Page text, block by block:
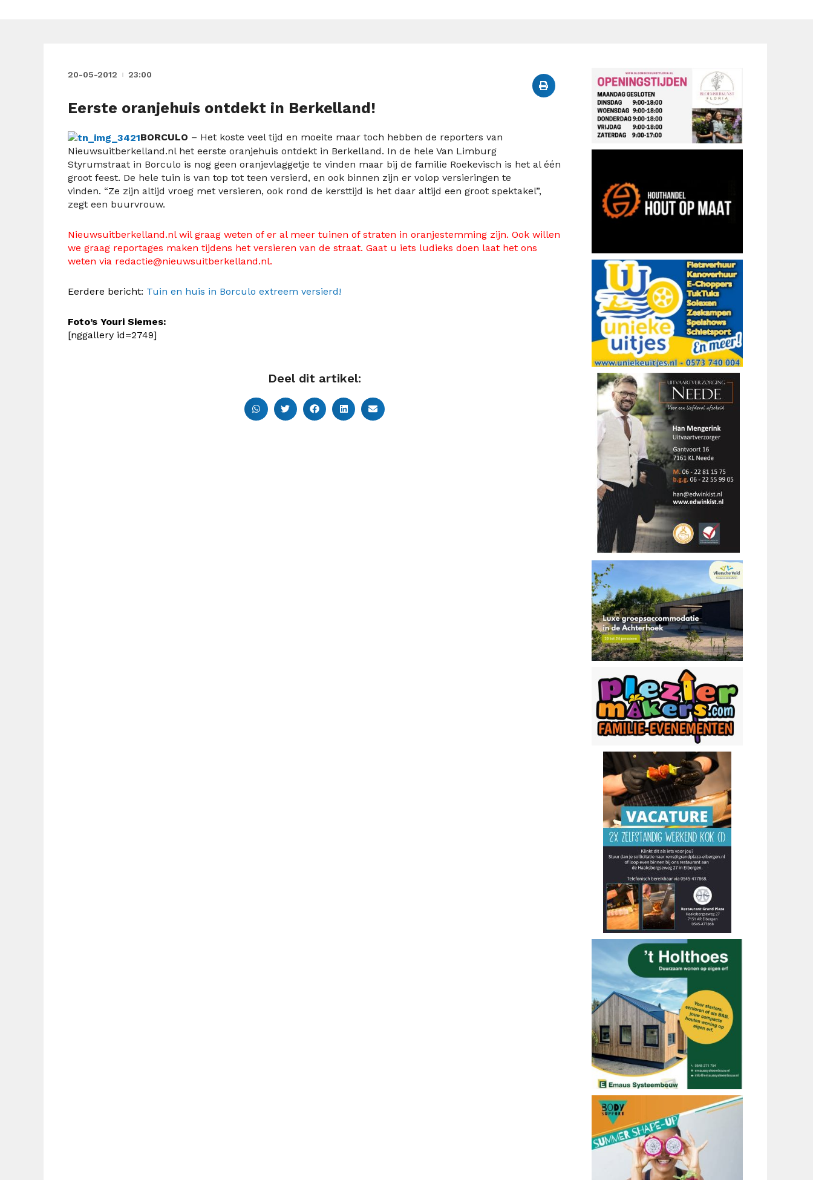
20-05-2012 23:00
Eerste oranjehuis ontdekt in Berkelland!
BORCULO – Het koste veel tijd en moeite maar toch hebben de reporters van
Nieuwsuitberkelland.nl het eerste oranjehuis ontdekt in Berkelland. In de hele Van Limburg
Styrumstraat in Borculo is nog geen oranjevlaggetje te vinden maar bij de familie Roekevisch is het al één
groot feest. De hele tuin is van top tot teen versierd, en ook binnen zijn er volop versieringen te
vinden. “Ze zijn altijd vroeg met versieren, ook rond de kersttijd is het daar altijd een groot spektakel”,
zegt een buurvrouw.
Nieuwsuitberkelland.nl wil graag weten of er al meer tuinen of straten in oranjestemming zijn. Ook willen
we graag reportages maken tijdens het versieren van de straat. Gaat u iets ludieks doen laat het ons
weten via redactie@nieuwsuitberkelland.nl.
Eerdere bericht: Tuin en huis in Borculo extreem versierd!
Foto’s Youri Siemes:
[nggallery id=2749]
Deel dit artikel: